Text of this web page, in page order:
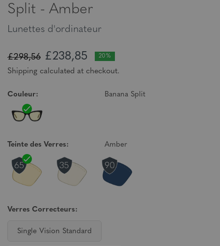
Split - Amber
Lunettes d'ordinateur
£298,56 £238,85 20%
Shipping calculated at checkout.
Couleur: Banana Split
Teinte des Verres: Amber
Verres Correcteurs:
Single Vision Standard